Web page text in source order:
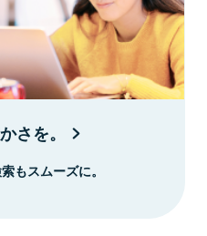
さを。
もスムーズに。